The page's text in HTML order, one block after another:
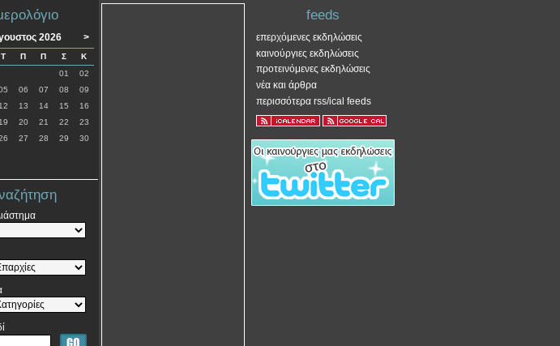
2026 >
Τ Π Π Σ
Κ
01
02
06 07 08
09
12 13 14 15
16
19 20 21 22
23
27 28 29
30
feeds
επερχόμενες εκδηλώσεις
καινούργιες εκδηλώσεις
προτεινόμενες εκδηλώσεις
νέα και άρθρα
περισσότερα rss/ical feeds